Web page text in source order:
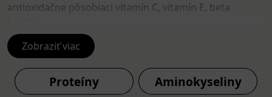
antioxidačne pôsobiaci vitamín C, vitamín E, beta
Nezabúdame ani na
ohrozenejší na opotrebovanie kĺbov, vazív a šliach.
Mnoho ľudí športuje aj kvôli zmene hmotnosti,
produkty nachudnutie
môžu priaznivo ovplyvňovať
Zobraziť viac
Proteíny Aminokyseliny